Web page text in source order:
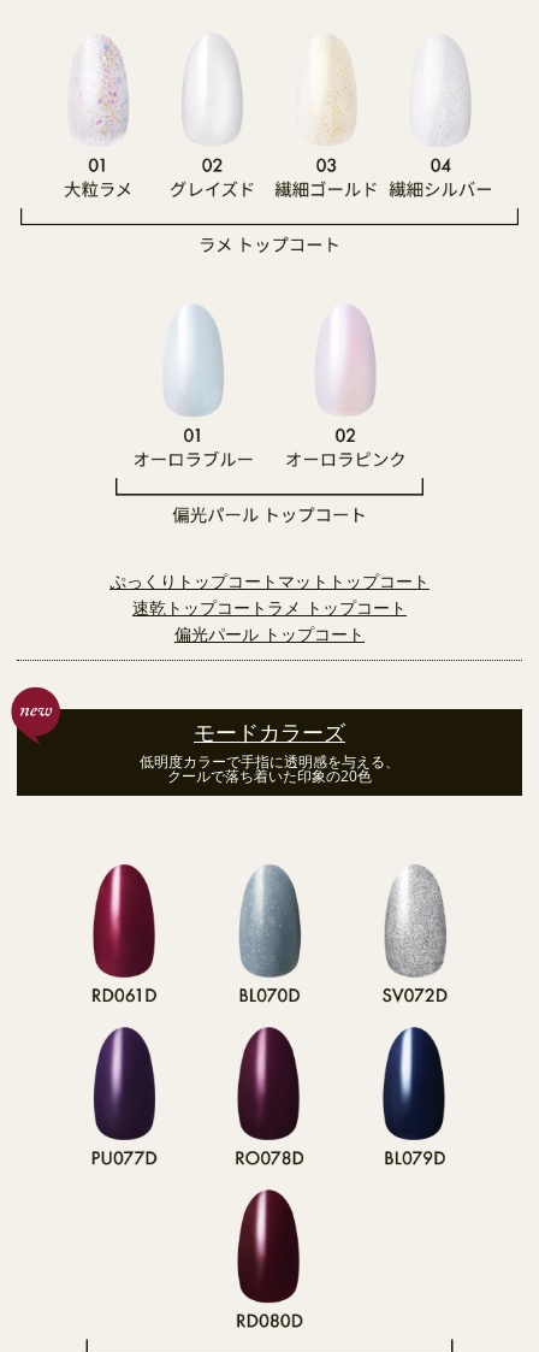
ぷっくりトップコート マットトップコート
速乾トップコート ラメ トップコート
偏光パール トップコート
モードカラーズ
低明度カラーで手指に透明感を与える、
クールで落ち着いた印象の20色